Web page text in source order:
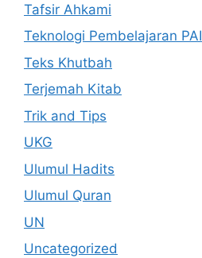
Tafsir Ahkami
Teknologi Pembelajaran PAI
Teks Khutbah
Terjemah Kitab
Trik and Tips
UKG
Ulumul Hadits
Ulumul Quran
UN
Uncategorized